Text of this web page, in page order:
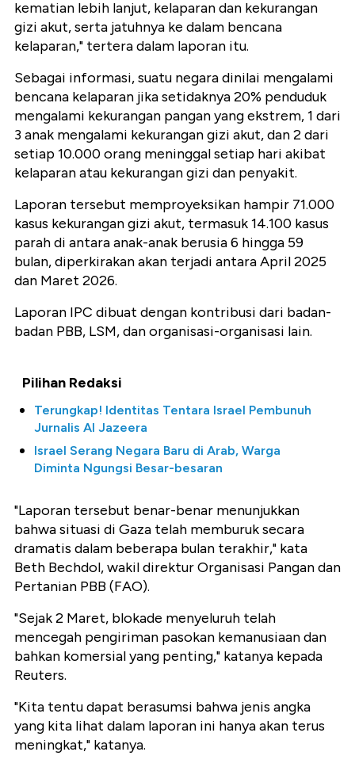
kematian lebih lanjut, kelaparan dan kekurangan
gizi akut, serta jatuhnya ke dalam bencana
kelaparan," tertera dalam laporan itu.
Sebagai informasi, suatu negara dinilai mengalami
bencana kelaparan jika setidaknya 20% penduduk
mengalami kekurangan pangan yang ekstrem, 1 dari
3 anak mengalami kekurangan gizi akut, dan 2 dari
setiap 10.000 orang meninggal setiap hari akibat
kelaparan atau kekurangan gizi dan penyakit.
Laporan tersebut memproyeksikan hampir 71.000
kasus kekurangan gizi akut, termasuk 14.100 kasus
parah di antara anak-anak berusia 6 hingga 59
bulan, diperkirakan akan terjadi antara April 2025
dan Maret 2026.
Laporan IPC dibuat dengan kontribusi dari badan-
badan PBB, LSM, dan organisasi-organisasi lain.
Pilihan Redaksi
Terungkap! Identitas Tentara Israel Pembunuh
Jurnalis Al Jazeera
Israel Serang Negara Baru di Arab, Warga
Diminta Ngungsi Besar-besaran
"Laporan tersebut benar-benar menunjukkan
bahwa situasi di Gaza telah memburuk secara
dramatis dalam beberapa bulan terakhir," kata
Beth Bechdol, wakil direktur Organisasi Pangan dan
Pertanian PBB (FAO).
"Sejak 2 Maret, blokade menyeluruh telah
mencegah pengiriman pasokan kemanusiaan dan
bahkan komersial yang penting," katanya kepada
Reuters.
"Kita tentu dapat berasumsi bahwa jenis angka
yang kita lihat dalam laporan ini hanya akan terus
meningkat," katanya.